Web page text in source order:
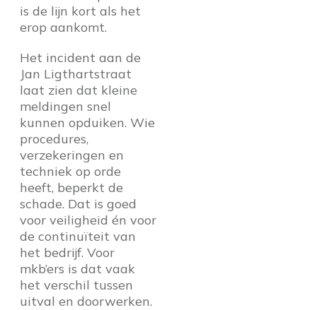
is de lijn kort als het
erop aankomt.
Het incident aan de
Jan Ligthartstraat
laat zien dat kleine
meldingen snel
kunnen opduiken. Wie
procedures,
verzekeringen en
techniek op orde
heeft, beperkt de
schade. Dat is goed
voor veiligheid én voor
de continuïteit van
het bedrijf. Voor
mkb’ers is dat vaak
het verschil tussen
uitval en doorwerken.